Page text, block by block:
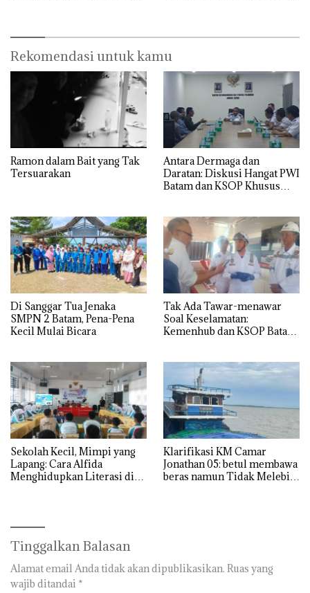
Rekomendasi untuk kamu
Ramon dalam Bait yang Tak
Tersuarakan
Antara Dermaga dan
Daratan: Diskusi Hangat PWI
Batam dan KSOP Khusus
Di Sanggar Tua Jenaka
SMPN 2 Batam, Pena-Pena
Kecil Mulai Bicara
Tak Ada Tawar-menawar
Soal Keselamatan:
Kemenhub dan KSOP Batam
Sekolah Kecil, Mimpi yang
Lapang: Cara Alfida
Menghidupkan Literasi di
Klarifikasi KM Camar
Jonathan 05: betul membawa
beras namun Tidak Melebihi
Tinggalkan Balasan
Alamat email Anda tidak akan dipublikasikan. Ruas yang
wajib ditandai *